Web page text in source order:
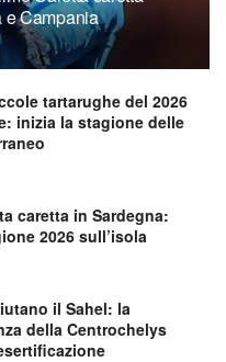
e Campania
tartarughe del 2026
inizia la stagione delle
caretta in Sardegna:
2026 sull’isola
il Sahel: la
della Centrochelys